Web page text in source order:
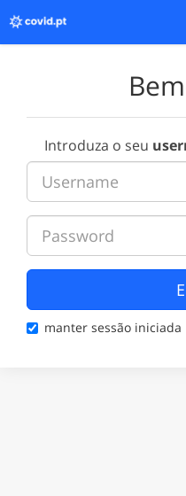
Introduza o seu
manter sessão iniciada